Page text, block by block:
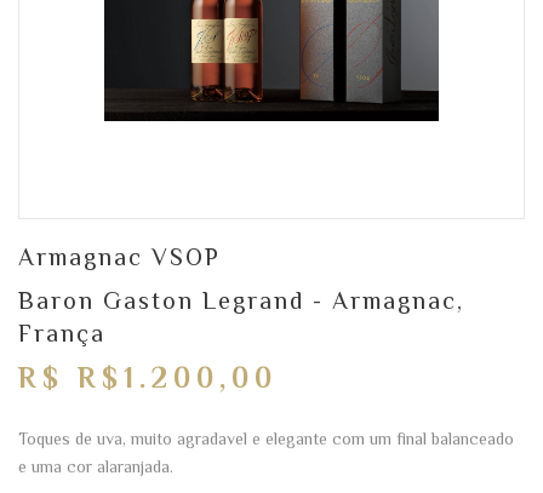
Armagnac VSOP
Baron Gaston Legrand - Armagnac,
França
R$ R$1.200,00
Toques de uva, muito agradavel e elegante com um final balanceado
e uma cor alaranjada.